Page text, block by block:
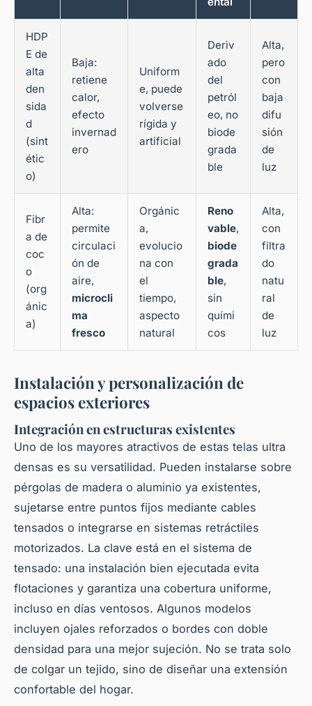
HDP
E de
alta
den
sida
d
(sint
étic
o)
Baja:
retiene
calor,
efecto
invernad
ero
Uniform
e, puede
volverse
rígida y
artificial
Deriv
ado
del
petról
eo, no
biode
grada
ble
Alta,
pero
con
baja
difu
sión
de
luz
Fibr
a de
coc
o
(org
ánic
a)
Alta:
permite
circulaci
ón de
aire,
microcli
ma
fresco
Orgánic
a,
evolucio
na con
el
tiempo,
aspecto
natural
Reno
vable,
biode
grada
ble,
sin
quími
cos
Alta,
con
filtra
do
natu
ral
de
luz
Instalación y personalización de
espacios exteriores
Integración en estructuras existentes
Uno de los mayores atractivos de estas telas ultra
densas es su versatilidad. Pueden instalarse sobre
pérgolas de madera o aluminio ya existentes,
sujetarse entre puntos fijos mediante cables
tensados o integrarse en sistemas retráctiles
motorizados. La clave está en el sistema de
tensado: una instalación bien ejecutada evita
flotaciones y garantiza una cobertura uniforme,
incluso en días ventosos. Algunos modelos
incluyen ojales reforzados o bordes con doble
densidad para una mejor sujeción. No se trata solo
de colgar un tejido, sino de diseñar una extensión
confortable del hogar.